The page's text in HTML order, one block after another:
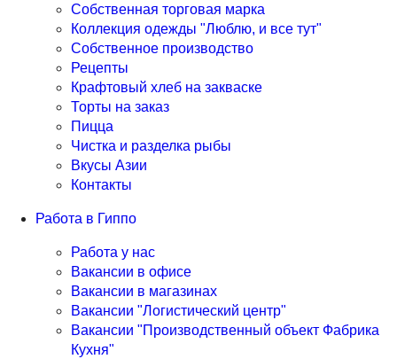
Собственная торговая марка
Коллекция одежды "Люблю, и все тут"
Собственное производство
Рецепты
Крафтовый хлеб на закваске
Торты на заказ
Пицца
Чистка и разделка рыбы
Вкусы Азии
Контакты
Работа в Гиппо
Работа у нас
Вакансии в офисе
Вакансии в магазинах
Вакансии "Логистический центр"
Вакансии "Производственный объект Фабрика
Кухня"